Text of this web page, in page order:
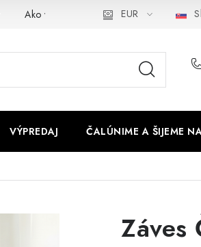
Ako využíváme cookies Ochrana
EUR
VÝPREDAJ ČALÚNIME A ŠIJEME
Záves